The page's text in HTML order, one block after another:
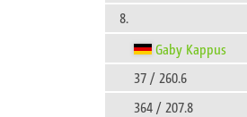
8.
Gaby Kappus
37 / 260.6
364 / 207.8